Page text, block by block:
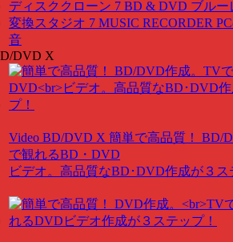
ディスククローン 7 BD & DVD ブルー
変換スタジオ 7 MUSIC RECORDER
音
DVD X
Video BD/DVD X 簡単で高品質！ BD/
で観れるBD・DVD
ビデオ。高品質なBD･DVD作成が３ス